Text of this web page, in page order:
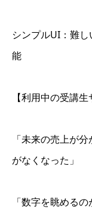
シンプルUI：難
能
【利用中の受講生
「未来の売上が
がなくなった」
「数字を眺める